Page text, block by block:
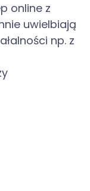
online z
uwielbiają
np. z